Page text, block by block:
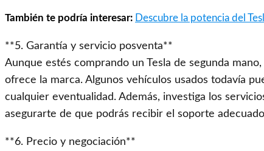
También te podría interesar: Descubre la potencia del
**5. Garantía y servicio posventa**
Aunque estés comprando un Tesla de segunda
ofrece la marca. Algunos vehículos usados todavía
cualquier eventualidad. Además, investiga los
asegurarte de que podrás recibir el soporte
**6. Precio y negociación**